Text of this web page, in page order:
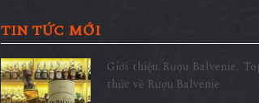
TIN TỨC MỚI
Giới thiệu Rượu Balvenie,
thức về Rượu Balvenie